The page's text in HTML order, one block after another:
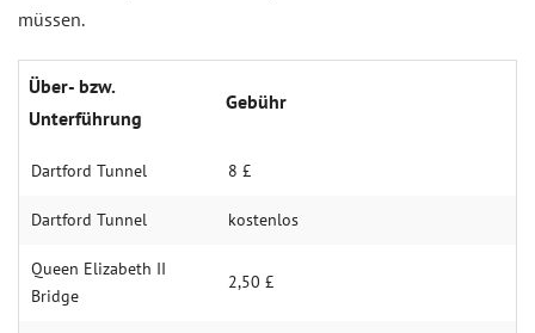
müssen.
Über- bzw.
Unterführung
Gebühr
Dartford Tunnel 8 £
Dartford Tunnel kostenlos
Queen Elizabeth II
Bridge
2,50 £